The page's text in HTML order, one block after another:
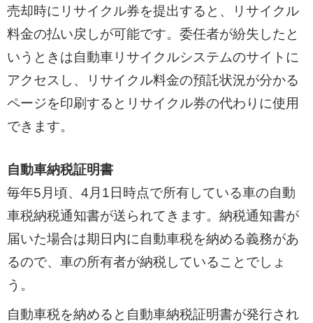
売却時にリサイクル券を提出すると、リサイクル
料金の払い戻しが可能です。委任者が紛失したと
いうときは自動車リサイクルシステムのサイトに
アクセスし、リサイクル料金の預託状況が分かる
ページを印刷するとリサイクル券の代わりに使用
できます。
自動車納税証明書
毎年5月頃、4月1日時点で所有している車の自動
車税納税通知書が送られてきます。納税通知書が
届いた場合は期日内に自動車税を納める義務があ
るので、車の所有者が納税していることでしょ
う。
自動車税を納めると自動車納税証明書が発行され